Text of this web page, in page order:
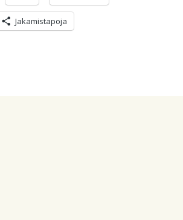
Jakamistapoja